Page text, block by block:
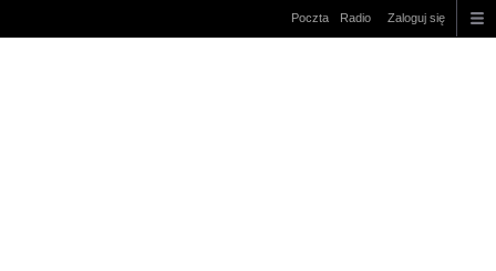
Poczta Radio Zaloguj się